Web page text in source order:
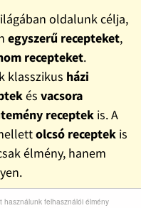
használunk felhasználói élmény
oldalunk célja,
egyszerű recepteket,
recepteket.
klasszikus házi
és vacsora
receptekis. A
olcsó receptekis
élmény, hanem